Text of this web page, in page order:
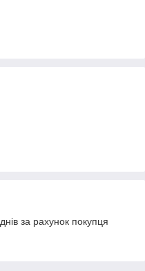
за рахунок покупця